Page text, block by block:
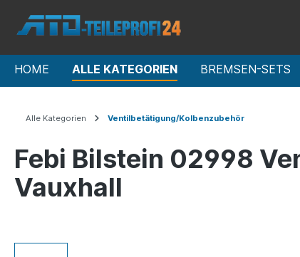
HOME ALLE KATEGORIEN BREMSEN-SETS
Alle Kategorien Ventilbetätigung/Kolbenzubehör
Febi Bilstein 02998
Vauxhall